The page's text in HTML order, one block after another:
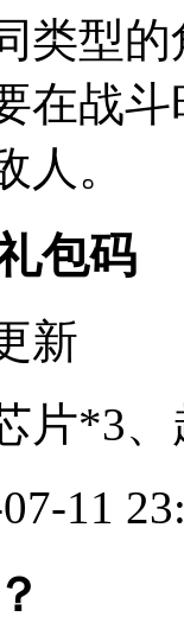
类型
在战
人。
包码
新
片*3
11